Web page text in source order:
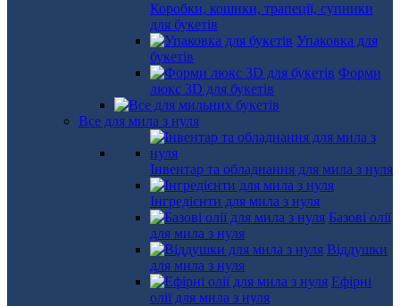
Коробки, кошики, трапеції, супники
для букетів
Упаковка для
букетів
Форми
люкс 3D для букетів
Все для мила з нуля
Інвентар та обладнання для мила з нуля
Інгредієнти для мила з нуля
Базові олії
для мила з нуля
Віддушки
для мила з нуля
Ефірні
олії для мила з нуля